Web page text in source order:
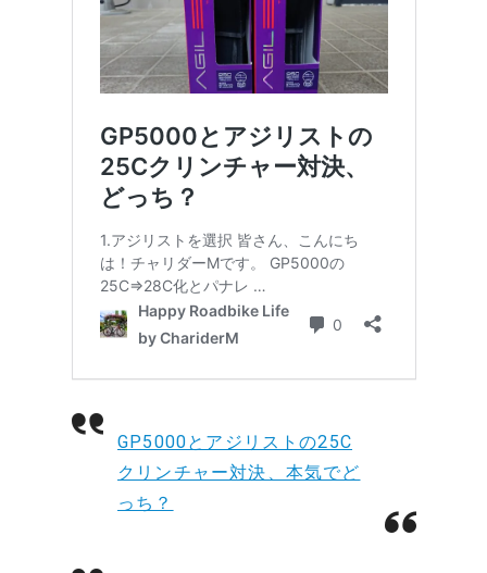
GP5000とアジリストの25C
クリンチャー対決、本気でど
っち？